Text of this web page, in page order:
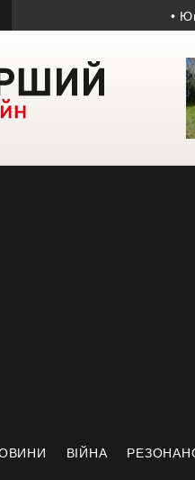
• Юний
ВІЙНА